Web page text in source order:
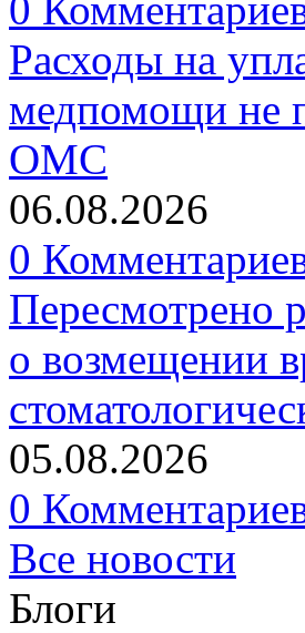
Расходы на
медпомощи не
ОМС
06.08.2026
0
Пересмотрено
о возмещении
05.08.2026
0
Все новости
Блоги